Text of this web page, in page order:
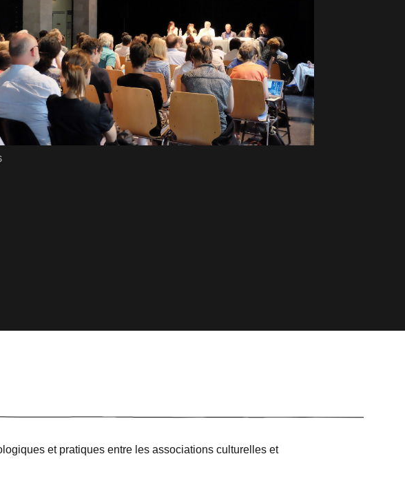
et pratiques entre les associations culturelles et